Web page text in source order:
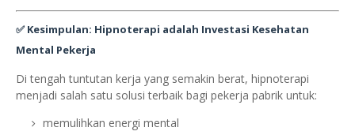
✅ Kesimpulan: Hipnoterapi adalah Investasi Kesehatan
Mental Pekerja
Di tengah tuntutan kerja yang semakin berat, hipnoterapi
menjadi salah satu solusi terbaik bagi pekerja pabrik untuk:
memulihkan energi mental